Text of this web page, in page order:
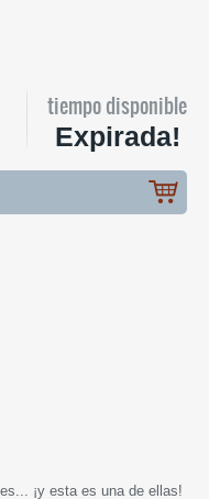
tiempo disponible
Expirada!
¡y esta es una de ellas!